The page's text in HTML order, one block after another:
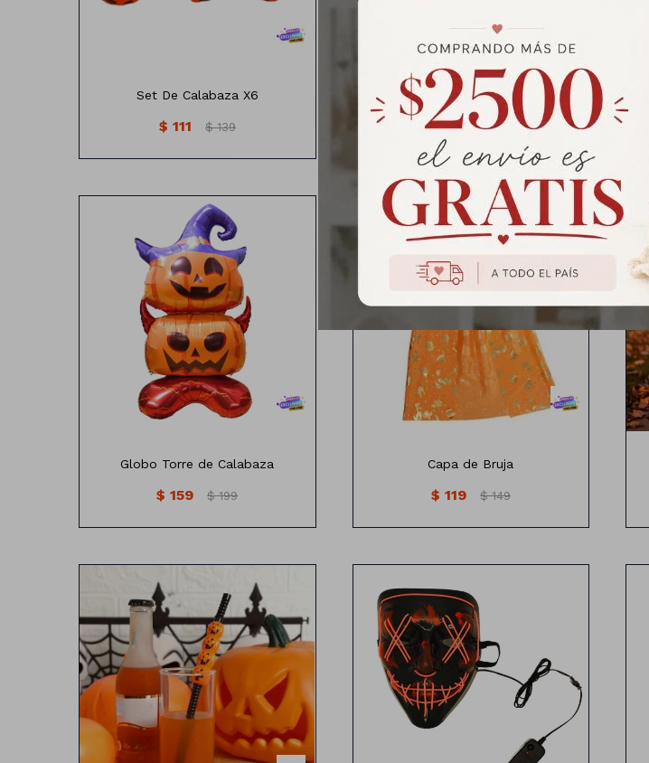
Set De Calabaza X6
$ 111 $ 139
Mascara Estilo Surtidos
$ 79 $ 99
Globo diseño de Calabaza
Medidas: 150cm x 58cm
Globo Torre de Calabaza
$ 159 $ 199
Capa de Bruja
$ 119 $ 149
Sorbito con diseño calabaza Mascara de terror con luces led